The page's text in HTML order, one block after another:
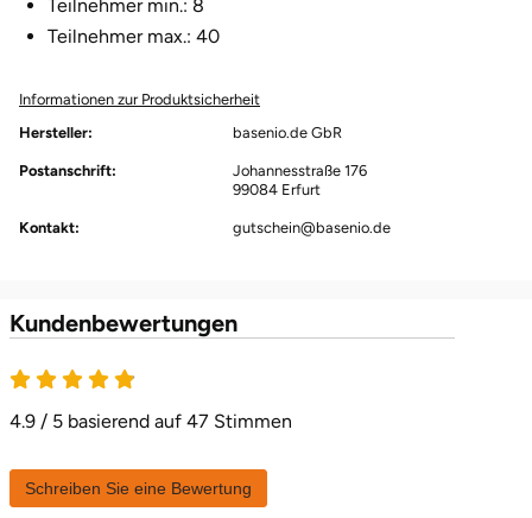
Teilnehmer min.: 8
Teilnehmer max.: 40
Informationen zur Produktsicherheit
Hersteller:
basenio.de GbR
Postanschrift:
Johannesstraße 176
99084 Erfurt
Kontakt: gutschein@basenio.de
Kundenbewertungen
4.9 von 5
4.9 / 5 basierend auf 47 Stimmen
Schreiben Sie eine Bewertung
Halle
Heidelberg
Heidenheim
Heldburg